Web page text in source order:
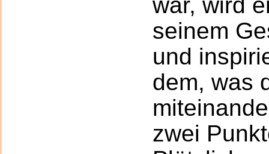
seinem
und
dem, was
zwei